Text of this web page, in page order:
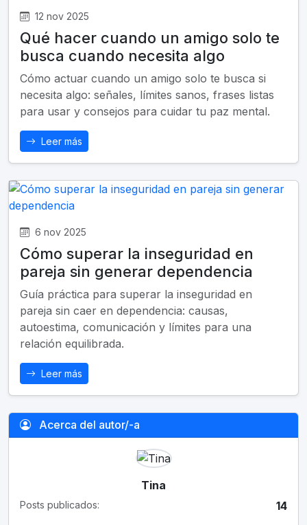
12 nov 2025
Qué hacer cuando un amigo solo te
busca cuando necesita algo
Cómo actuar cuando un amigo solo te busca si
necesita algo: señales, límites sanos, frases listas
para usar y consejos para cuidar tu paz mental.
Leer más
6 nov 2025
Cómo superar la inseguridad en
pareja sin generar dependencia
Guía práctica para superar la inseguridad en
pareja sin caer en dependencia: causas,
autoestima, comunicación y límites para una
relación equilibrada.
Leer más
Acerca del autor/-a
Tina
Posts publicados: 14